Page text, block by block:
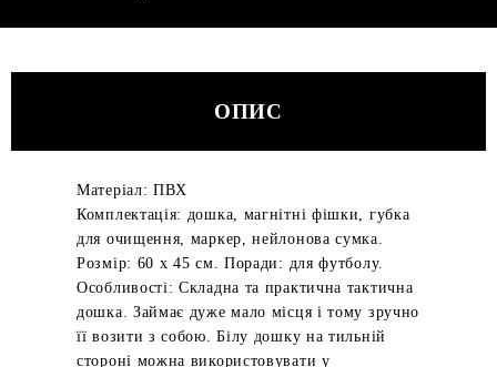
ОПИС
Матеріал: ПВХ
Комплектація: дошка, магнітні фішки, губка
для очищення, маркер, нейлонова сумка.
Розмір: 60 x 45 см. Поради: для футболу.
Особливості: Складна та практична тактична
дошка. Займає дуже мало місця і тому зручно
її возити з собою. Білу дошку на тильній
стороні можна використовувати у